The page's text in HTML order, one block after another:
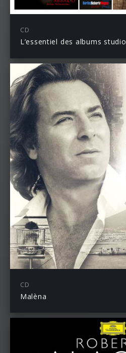
CD
L’essentiel des albums studio
CD
Malèna